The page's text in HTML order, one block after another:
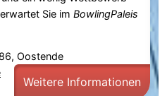
Sie im BowlingPaleis
Oostende
Weitere Informationen